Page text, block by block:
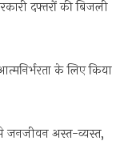
दफ्तरों की बिजली
के लिए किया
से जनजीवन अस्त-व्यस्त,